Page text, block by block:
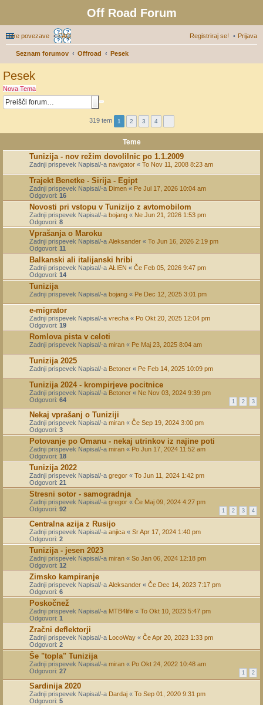
Off Road Forum
Hitre povezave FAQ Prijava
Registriraj se!
Seznam forumov Offroad
Pesek
Pesek
Nova Tema
319 tem 1 2 3 4
Teme
Tunizija - nov režim dovolilnic po 1.1.2009
Zadnji prispevek Napisal/-a navigator « To Nov 11, 2008 8:23 am
Trajekt Benetke - Sirija - Egipt
Zadnji prispevek Napisal/-a Dimen « Pe Jul 17, 2026 10:04 am
Odgovori: 16
Novosti pri vstopu v Tunizijo z avtomobilom
Zadnji prispevek Napisal/-a bojang « Ne Jun 21, 2026 1:53 pm
Odgovori: 8
Vprašanja o Maroku
Zadnji prispevek Napisal/-a Aleksander « To Jun 16, 2026 2:19 pm
Odgovori: 11
Balkanski ali italijanski hribi
Zadnji prispevek Napisal/-a AŁIEN « Če Feb 05, 2026 9:47 pm
Odgovori: 14
Tunizija
Zadnji prispevek Napisal/-a bojang « Pe Dec 12, 2025 3:01 pm
e-migrator
Zadnji prispevek Napisal/-a vrecha « Po Okt 20, 2025 12:04 pm
Odgovori: 19
Romlova pista v celoti
Zadnji prispevek Napisal/-a miran « Pe Maj 23, 2025 8:04 am
Tunizija 2025
Zadnji prispevek Napisal/-a Betoner « Pe Feb 14, 2025 10:09 pm
Tunizija 2024 - krompirjeve pocitnice
Zadnji prispevek Napisal/-a Betoner « Ne Nov 03, 2024 9:39 pm
Odgovori: 64 1 2 3
Nekaj vprašanj o Tuniziji
Zadnji prispevek Napisal/-a miran « Če Sep 19, 2024 3:00 pm
Odgovori: 3
Potovanje po Omanu - nekaj utrinkov iz najine poti
Zadnji prispevek Napisal/-a miran « Po Jun 17, 2024 11:52 am
Odgovori: 18
Tunizija 2022
Zadnji prispevek Napisal/-a gregor « To Jun 11, 2024 1:42 pm
Odgovori: 21
Stresni sotor - samogradnja
Zadnji prispevek Napisal/-a gregor « Če Maj 09, 2024 4:27 pm
Odgovori: 92 1 2 3 4
Centralna azija z Rusijo
Zadnji prispevek Napisal/-a anjica « Sr Apr 17, 2024 1:40 pm
Odgovori: 2
Tunizija - jesen 2023
Zadnji prispevek Napisal/-a miran « So Jan 06, 2024 12:18 pm
Odgovori: 12
Zimsko kampiranje
Zadnji prispevek Napisal/-a Aleksander « Če Dec 14, 2023 7:17 pm
Odgovori: 6
Poskočnež
Zadnji prispevek Napisal/-a MTB4life « To Okt 10, 2023 5:47 pm
Odgovori: 1
Zračni deflektorji
Zadnji prispevek Napisal/-a LocoWay « Če Apr 20, 2023 1:33 pm
Odgovori: 2
Še "topla" Tunizija
Zadnji prispevek Napisal/-a miran « Po Okt 24, 2022 10:48 am
Odgovori: 27 1 2
Sardinija 2020
Zadnji prispevek Napisal/-a Dardaj « To Sep 01, 2020 9:31 pm
Odgovori: 5